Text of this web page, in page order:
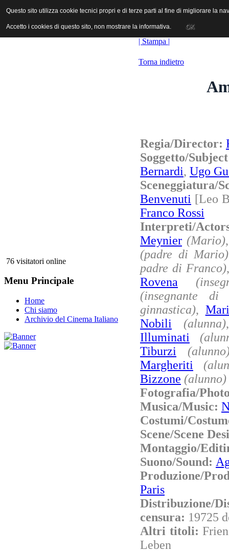
ANICA | Associazione Nazionale Industrie Cinematografiche
76 visitatori online
Menu Principale
Home
Chi siamo
Archivio del Cinema Italiano
| Stampa |
Torna indietro
Regia/Director:
Soggetto/
Bernardi, Ugo
Benvenuti [Leo
Franco Rossi
Interpreti/
Meynier (Mario)
(padre di Mario)
padre di Franco)
Rovena
(insegnante di
ginnastica),
Nobili
(alunna)
Illuminati
Tiburzi
Margheriti
Bizzone (alunno)
Fotografia/
Musica/Music:
Costumi/
Scene/Scene
Montaggio/
Suono/Sound:
Produzione/
Paris
Distribuzione/
censura: 19725
Altri titoli:
Leben
Questo sito utilizza cookie tecnici propri e di terze parti al fine di migliorare la
Accetto i cookies di questo sito, non mostrare la informativa. OK
Questo sito utilizza cookie tecnici propri e di terze parti al fine di migliorare la
Accetto i cookies di questo sito, non mostrare la informativa. OK